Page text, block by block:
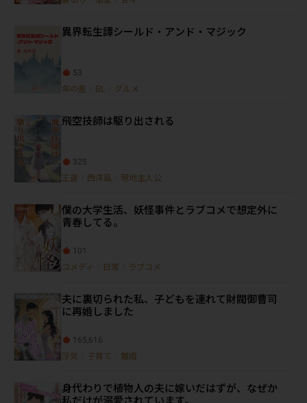
異界転生譚シールド・アンド・マジック
53
年の差 BL グルメ
飛空技師は駆り出される
325
王道 西洋風 現地主人公
僕の大学生活、妖怪事件とラブコメで想定外に
青春してる。
101
コメディ 日常 ラブコメ
夫に裏切られた私、子どもを連れて財閥御曹司
に再婚しました
165,616
浮気 子育て 離婚
身代わりで植物人の夫に嫁いだはずが、なぜか
私だけが溺愛されています。